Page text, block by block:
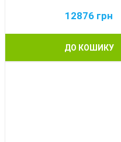
12876 грн
ДО КОШИКУ